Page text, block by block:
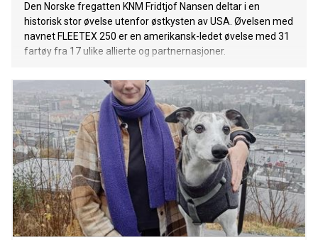
Den Norske fregatten KNM Fridtjof Nansen deltar i en
historisk stor øvelse utenfor østkysten av USA. Øvelsen med
navnet FLEETEX 250 er en amerikansk-ledet øvelse med 31
fartøy fra 17 ulike allierte og partnernasjoner.